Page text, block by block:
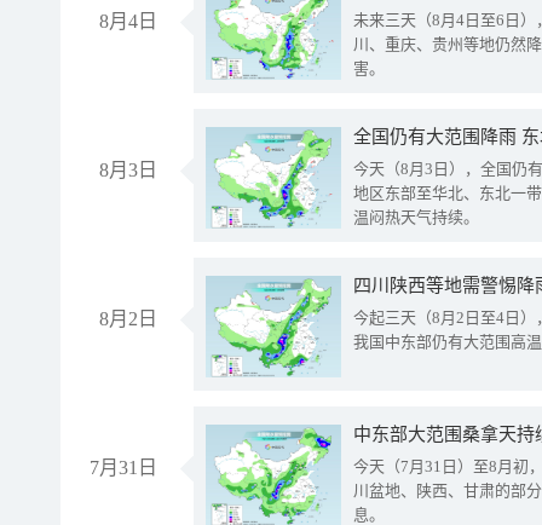
8月4日
未来三天（8月4日至6日
川、重庆、贵州等地仍然
害。
8月3日
全国仍有大范围降雨
今天（8月3日），全国仍
地区东部至华北、东北一
温闷热天气持续。
8月2日
今起三天（8月2日至4日
我国中东部仍有大范围高
7月31日
中东部大范围桑拿天
今天（7月31日）至8月初
川盆地、陕西、甘肃的部
息。